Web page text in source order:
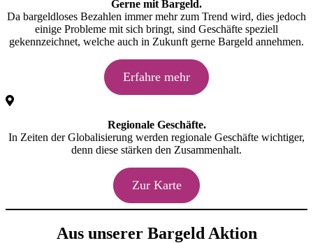
Gerne mit Bargeld.
Da bargeldloses Bezahlen immer mehr zum Trend wird, dies jedoch
einige Probleme mit sich bringt, sind Geschäfte speziell
gekennzeichnet, welche auch in Zukunft gerne Bargeld annehmen.
Erfahre mehr
Regionale Geschäfte.
In Zeiten der Globalisierung werden regionale Geschäfte wichtiger,
denn diese stärken den Zusammenhalt.
Zur Karte
Aus unserer Bargeld Aktion